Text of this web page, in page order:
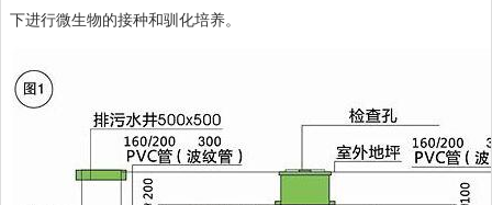
下进行微生物的接种和驯化培养。